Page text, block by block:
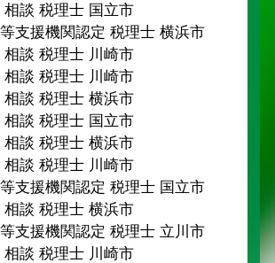
相談 税理士 国立市
支援機関認定 税理士 横浜市
相談 税理士 川崎市
相談 税理士 川崎市
相談 税理士 横浜市
相談 税理士 国立市
相談 税理士 横浜市
相談 税理士 川崎市
支援機関認定 税理士 国立市
相談 税理士 横浜市
支援機関認定 税理士 立川市
相談 税理士 川崎市